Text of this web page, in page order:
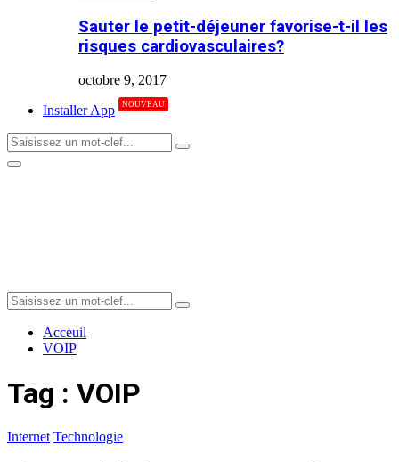
Sauter le petit-déjeuner favorise-t-il les
risques cardiovasculaires?
octobre 9, 2017
Installer App
NOUVEAU
Search
for:
Search
Primary
Search
for:
Search
Acceuil
VOIP
Tag : VOIP
Internet Technologie